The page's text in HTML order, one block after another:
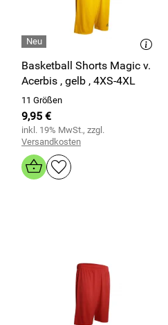
Basketball Shorts Magic v.
Acerbis , gelb , 4XS-4XL
11 Größen
9,95 €
inkl. 19% MwSt., zzgl.
Versandkosten